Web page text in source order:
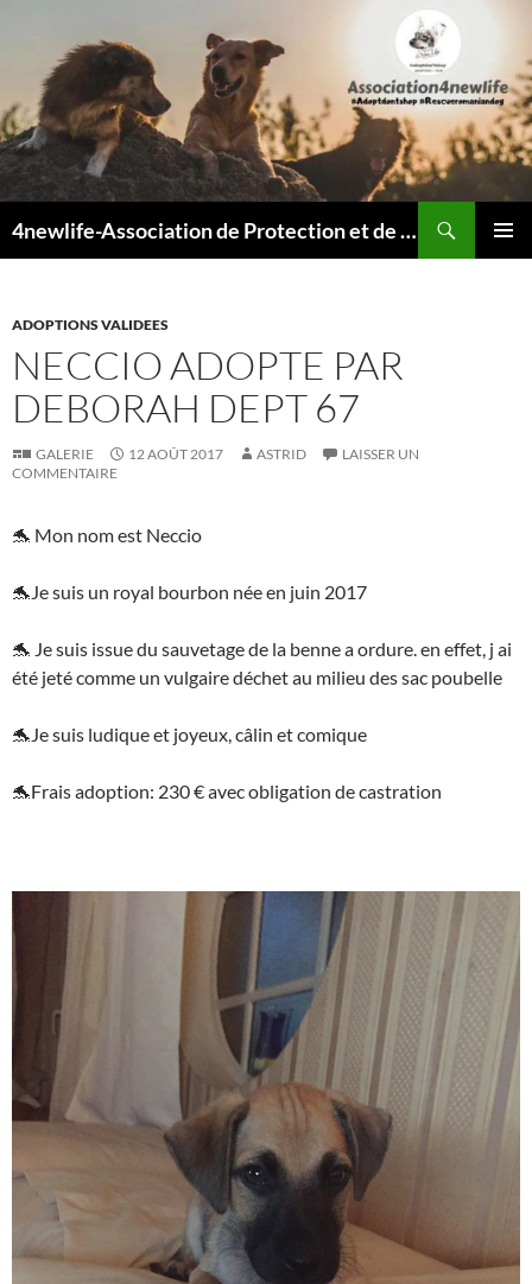
4newlife-Association de Protection et de défense animale. Loi de 1908
ADOPTIONS VALIDEES
NECCIO ADOPTE PAR
DEBORAH DEPT 67
GALERIE 12 AOÛT 2017 ASTRID
LAISSER UN
COMMENTAIRE
🐬 Mon nom est Neccio
🐬Je suis un royal bourbon née en juin 2017
🐬 Je suis issue du sauvetage de la benne a ordure. en effet, j ai
été jeté comme un vulgaire déchet au milieu des sac poubelle
🐬Je suis ludique et joyeux, câlin et comique
🐬Frais adoption: 230 € avec obligation de castration